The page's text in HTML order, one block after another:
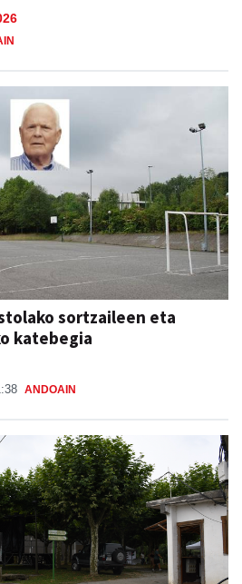
sortzaileen eta
katebegia
ANDOAIN